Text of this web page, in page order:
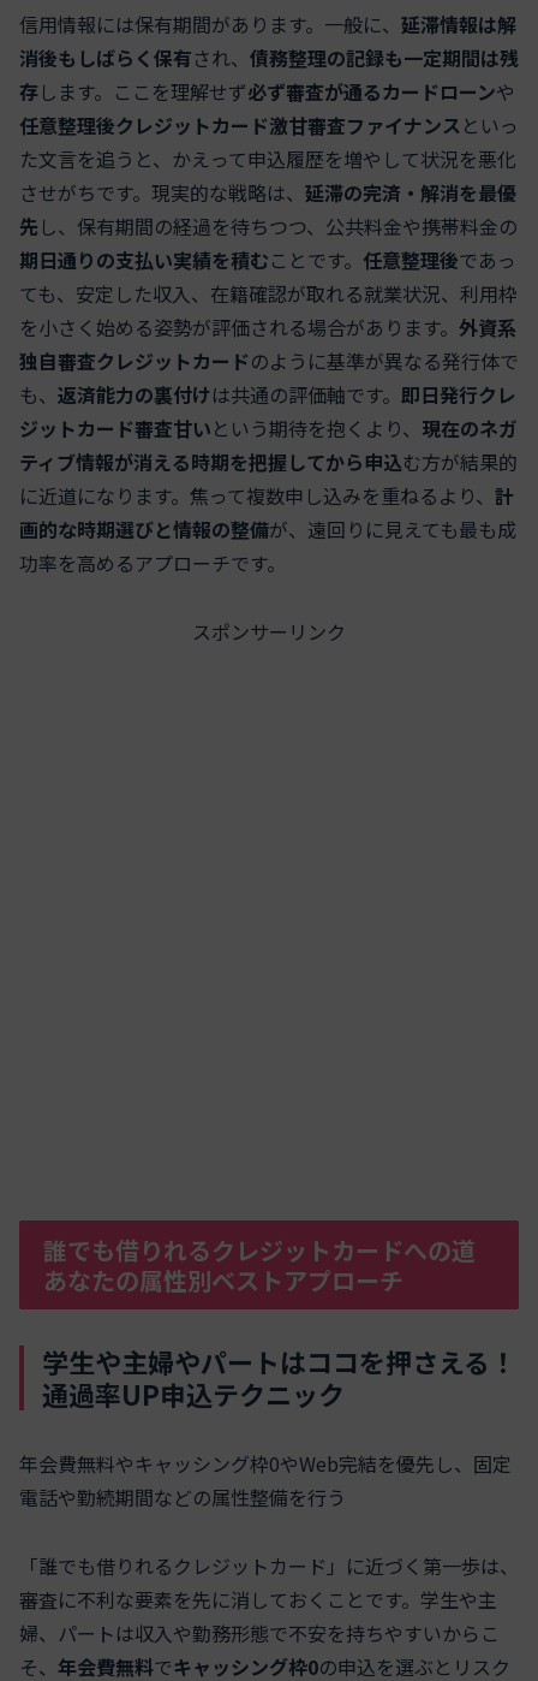
信用情報には保有期間があります。一般に、 延滞情報は解
消後もしばらく保有され、 債務整理の記録も一定期間は残
存します。ここを理解せず必ず審査が通るカードローンや
任意整理後クレジットカード激甘審査ファイナンスといっ
た文言を追うと、かえって申込履歴を増やして状況を悪化
させがちです。現実的な戦略は、 延滞の完済・解消を最優
先 し、保有期間の経過を待ちつつ、公共料金や携帯料金の
期日通りの支払い実績を積むことです。 任意整理後であっ
ても、安定した収入、在籍確認が取れる就業状況、利用枠
を小さく始める姿勢が評価される場合があります。 外資系
独自審査クレジットカードのように基準が異なる発行体で
も、 返済能力の裏付けは共通の評価軸です。 即日発行クレ
ジットカード審査甘いという期待を抱くより、 現在のネガ
ティブ情報が消える時期を把握してから申込む方が結果的
に近道になります。焦って複数申し込みを重ねるより、 計
画的な時期選びと情報の整備が、遠回りに見えても最も成
功率を高めるアプローチです。
スポンサーリンク
誰でも借りれるクレジットカードへの道
あなたの属性別ベストアプローチ
学生や主婦やパートはココを押さえる！
通過率UP申込テクニック
年会費無料やキャッシング枠0やWeb完結を優先し、固定
電話や勤続期間などの属性整備を行う
「誰でも借りれるクレジットカード」に近づく第一歩は、
審査に不利な要素を先に消しておくことです。学生や主
婦、パートは収入や勤務形態で不安を持ちやすいからこ
そ、 年会費無料でキャッシング枠0の申込を選ぶとリスク